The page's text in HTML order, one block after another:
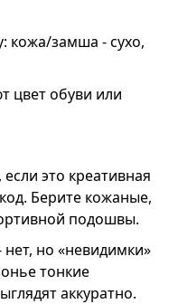
кожа/замша - сухо,
цвет обуви или
это креативная
Берите кожаные,
подошвы.
но «невидимки»
тонкие
аккуратно.